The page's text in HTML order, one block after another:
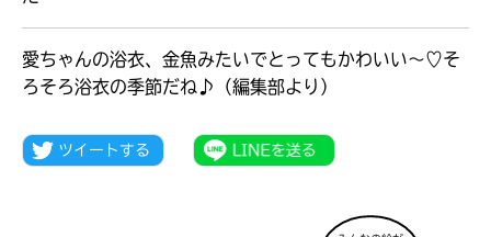
愛ちゃんの浴衣、金魚みたいでとってもかわいい～♡そ
ろそろ浴衣の季節だね♪（編集部より）